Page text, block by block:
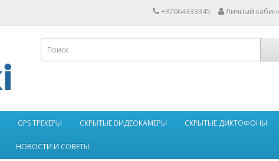
+37064333345 Личный
GPS ТРЕКЕРЫ СКРЫТЫЕ ВИДЕОКАМЕРЫ СКРЫТЫЕ ДИКТОФОНЫ
НОВОСТИ И СОВЕТЫ